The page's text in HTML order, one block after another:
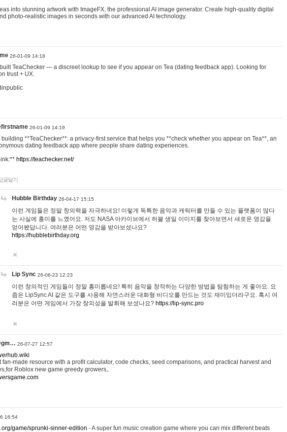
into stunning artwork with ImageFX, the professional AI image generator. Create high-quality digital
photo-realistic images in seconds with our advanced AI technology.
26-01-09 14:18
TeaChecker — a discreet lookup to see if you appear on Tea (dating feedback app). Looking for
trust + UX.
26-01-09 14:19
building **TeaChecker**: a privacy-first service that helps you **check whether you appear on Tea**, an
dating feedback app where people share dating experiences.
https://teachecker.net/
글달기
Hubble Birthday 26-04-17 15:15
이런 게임들은 정말 창의력을 자극하네요! 이렇게 독특한 음악과 캐릭터를 만들 수 있는 플랫폼이 많다
는 사실에 흥미를 느꼈어요. 저도 NASA 아카이브에서 허블 생일 이미지를 찾아보면서 새로운 영감을
얻어봤답니다. 여러분은 어떤 영감을 받아보셨나요?
https://hubblebirthday.org
Lip Sync 26-06-23 12:23
이런 창의적인 게임들이 정말 흥미롭네요! 특히 음악을 창작하는 다양한 방법을 탐험하는 게 좋아요. 요
즘은 LipSync AI 같은 도구를 사용해 자연스러운 대화형 비디오를 만드는 것도 재미있더라구요. 혹시 여
러분은 어떤 게임에서 가장 창의성을 발휘해 보셨나요? https://lip-sync.pro
26-07-27 12:57
made resource with a profit calculator, code checks, seed comparisons, and practical harvest and
Roblox new game greedy growers。
16:54
game/sprunki-sinner-edition - A super fun music creation game where you can mix different beats